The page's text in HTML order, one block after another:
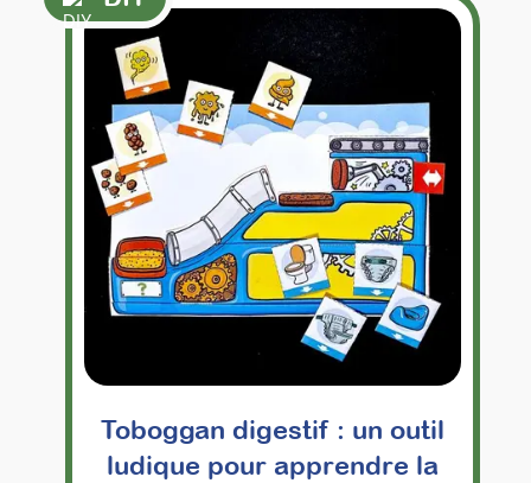
Toboggan digestif : un outil
ludique pour apprendre la